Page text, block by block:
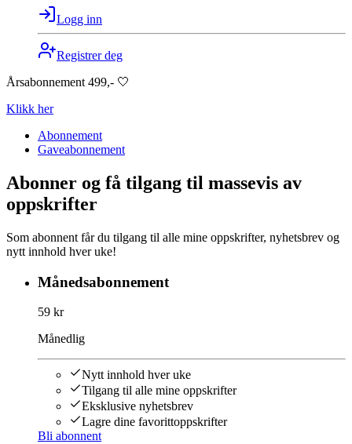
Logg inn
Registrer deg
Årsabonnement 499,- 🤍
Klikk her
Abonnement
Gaveabonnement
Abonner og få tilgang til massevis av
oppskrifter
Som abonnent får du tilgang til alle mine oppskrifter, nyhetsbrev og
nytt innhold hver uke!
Månedsabonnement
59 kr
Månedlig
Nytt innhold hver uke
Tilgang til alle mine oppskrifter
Eksklusive nyhetsbrev
Lagre dine favorittoppskrifter
Bli abonnent